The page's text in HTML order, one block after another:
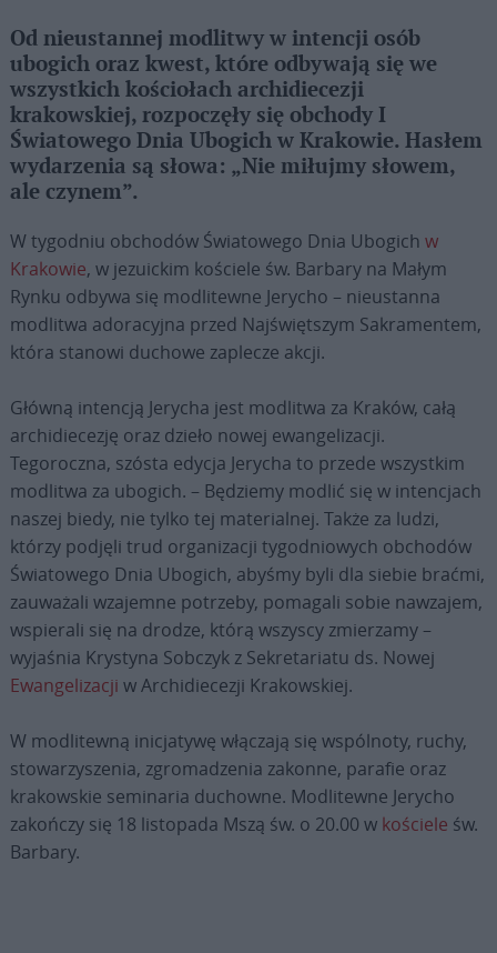
Od nieustannej modlitwy w intencji osób
ubogich oraz kwest, które odbywają się we
wszystkich kościołach archidiecezji
krakowskiej, rozpoczęły się obchody I
Światowego Dnia Ubogich w Krakowie. Hasłem
wydarzenia są słowa: „Nie miłujmy słowem,
ale czynem”.
W tygodniu obchodów Światowego Dnia Ubogich w
Krakowie, w jezuickim kościele św. Barbary na Małym
Rynku odbywa się modlitewne Jerycho – nieustanna
modlitwa adoracyjna przed Najświętszym Sakramentem,
która stanowi duchowe zaplecze akcji.
Główną intencją Jerycha jest modlitwa za Kraków, całą
archidiecezję oraz dzieło nowej ewangelizacji.
Tegoroczna, szósta edycja Jerycha to przede wszystkim
modlitwa za ubogich. – Będziemy modlić się w intencjach
naszej biedy, nie tylko tej materialnej. Także za ludzi,
którzy podjęli trud organizacji tygodniowych obchodów
Światowego Dnia Ubogich, abyśmy byli dla siebie braćmi,
zauważali wzajemne potrzeby, pomagali sobie nawzajem,
wspierali się na drodze, którą wszyscy zmierzamy –
wyjaśnia Krystyna Sobczyk z Sekretariatu ds. Nowej
Ewangelizacji w Archidiecezji Krakowskiej.
W modlitewną inicjatywę włączają się wspólnoty, ruchy,
stowarzyszenia, zgromadzenia zakonne, parafie oraz
krakowskie seminaria duchowne. Modlitewne Jerycho
zakończy się 18 listopada Mszą św. o 20.00 w kościele św.
Barbary.